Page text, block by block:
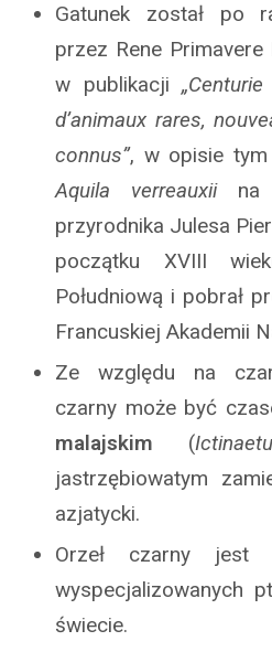
Gatunek został po
przez Rene
w publikacji
d’animaux rares,
connus”, w opisie tym
Aquila verreauxiina
przyrodnika Julesa
początku XVIII
Południową i pobrał
Francuskiej Akademii
Ze względu na
czarny może być
malajskim (
jastrzębiowatym
azjatycki.
Orzeł czarny jest
wyspecjalizowanych
świecie.